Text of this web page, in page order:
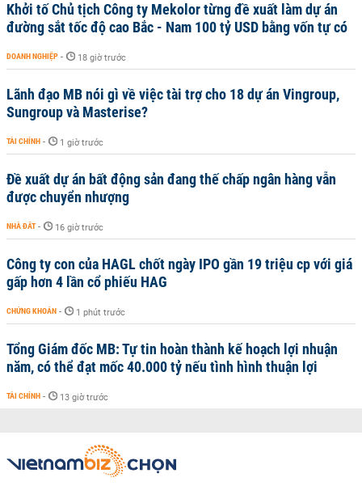
Khởi tố Chủ tịch Công ty Mekolor từng đề xuất làm dự án
đường sắt tốc độ cao Bắc - Nam 100 tỷ USD bằng vốn tự có
DOANH NGHIỆP - 18 giờ trước
Lãnh đạo MB nói gì về việc tài trợ cho 18 dự án Vingroup,
Sungroup và Masterise?
TÀI CHÍNH - 1 giờ trước
Đề xuất dự án bất động sản đang thế chấp ngân hàng vẫn
được chuyển nhượng
NHÀ ĐẤT - 16 giờ trước
Công ty con của HAGL chốt ngày IPO gần 19 triệu cp với giá
gấp hơn 4 lần cổ phiếu HAG
CHỨNG KHOÁN - 1 phút trước
Tổng Giám đốc MB: Tự tin hoàn thành kế hoạch lợi nhuận
năm, có thể đạt mốc 40.000 tỷ nếu tình hình thuận lợi
TÀI CHÍNH - 13 giờ trước